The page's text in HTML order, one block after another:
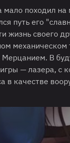
походил
путь его
жизнь своего
механическом
В
— лазера, с
в качестве